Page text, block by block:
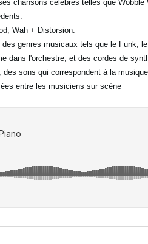
chansons célèbres telles que
Wah + Distorsion.
genres musicaux tels que le Funk, le
dans l'orchestre, et des cordes de
sons qui correspondent à la
entre les musiciens sur scène